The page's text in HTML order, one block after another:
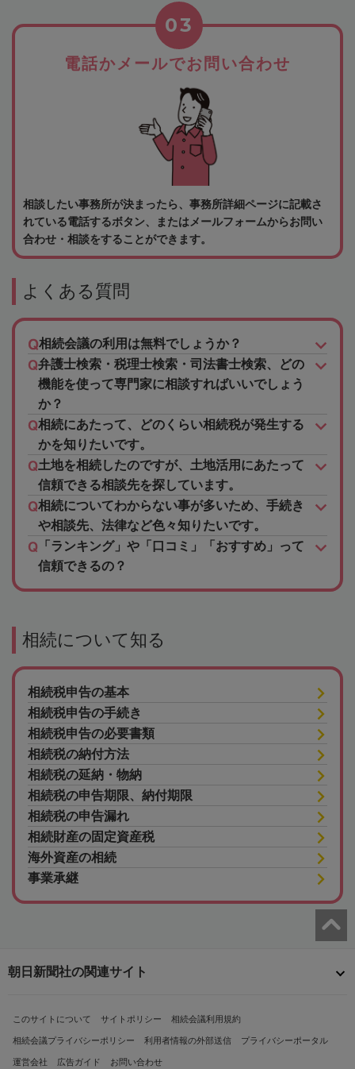
電話かメールでお問い合わせ
03
相談したい事務所が決まったら、事務所詳細ページに記載さ
れている電話するボタン、またはメールフォームからお問い
合わせ・相談をすることができます。
よくある質問
相続会議の利用は無料でしょうか？
弁護士検索・税理士検索・司法書士検索、どの
機能を使って専門家に相談すればいいでしょう
か？
相続にあたって、どのくらい相続税が発生する
かを知りたいです。
土地を相続したのですが、土地活用にあたって
信頼できる相談先を探しています。
相続についてわからない事が多いため、手続き
や相談先、法律など色々知りたいです。
「ランキング」や「口コミ」「おすすめ」って
信頼できるの？
相続について知る
相続税申告の基本
相続税申告の手続き
相続税申告の必要書類
相続税の納付方法
相続税の延納・物納
相続税の申告期限、納付期限
相続税の申告漏れ
相続財産の固定資産税
海外資産の相続
事業承継
朝日新聞社の関連サイト
このサイトについて サイトポリシー 相続会議利用規約
相続会議プライバシーポリシー 利用者情報の外部送信 プライバシーポータル
運営会社 広告ガイド お問い合わせ